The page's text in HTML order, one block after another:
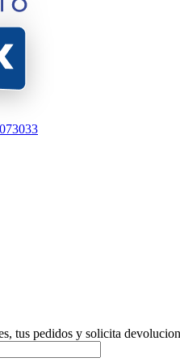
tus pedidos y solicita